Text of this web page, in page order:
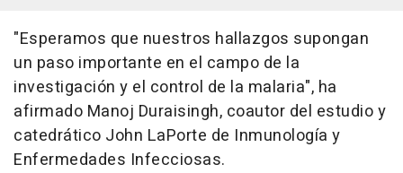
"Esperamos que nuestros hallazgos supongan
un paso importante en el campo de la
investigación y el control de la malaria", ha
afirmado Manoj Duraisingh, coautor del estudio y
catedrático John LaPorte de Inmunología y
Enfermedades Infecciosas.